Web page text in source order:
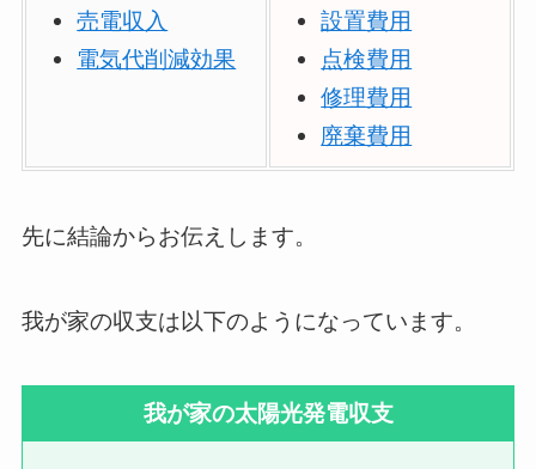
売電収入
電気代削減効果
設置費用
点検費用
修理費用
廃棄費用
先に結論からお伝えします。
我が家の収支は以下のようになっています。
我が家の太陽光発電収支